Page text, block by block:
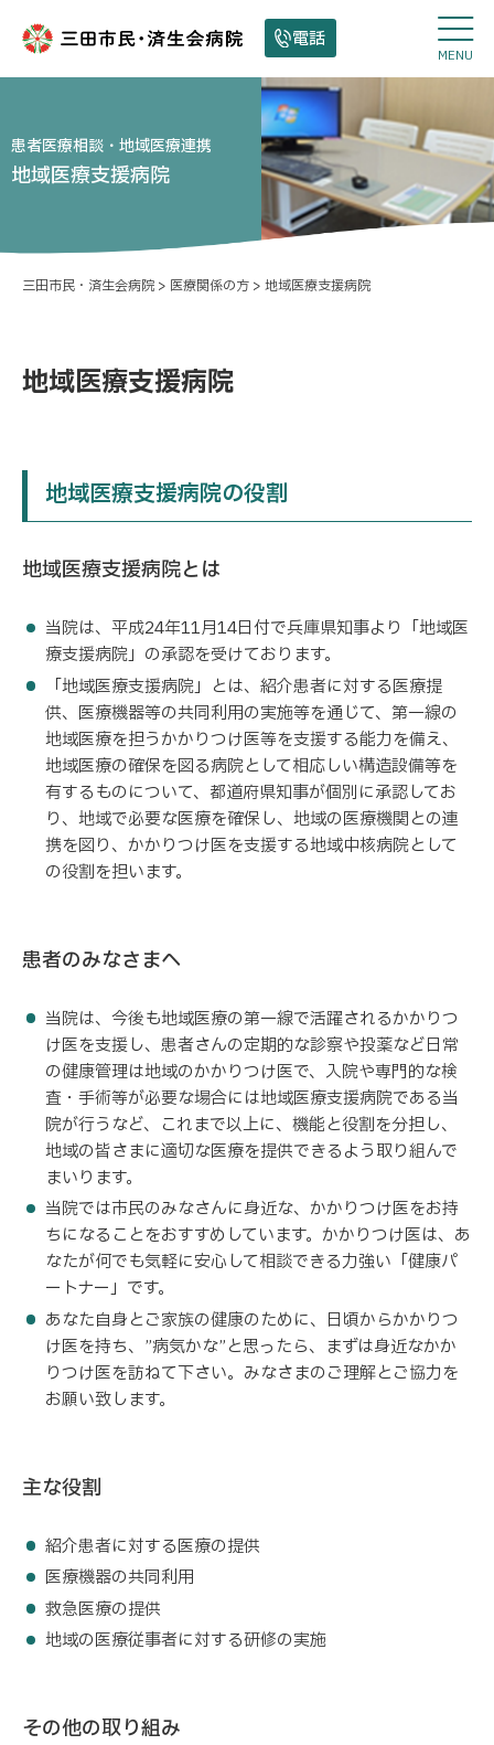
MENU
電話
患者医療相談・地域医療連携
地域医療支援病院
三田市民・済生会病院 > 医療関係の方 > 地域医療支援病院
地域医療支援病院
地域医療支援病院の役割
地域医療支援病院とは
当院は、平成24年11月14日付で兵庫県知事より「地域医
療支援病院」の承認を受けております。
「地域医療支援病院」とは、紹介患者に対する医療提
供、医療機器等の共同利用の実施等を通じて、第一線の
地域医療を担うかかりつけ医等を支援する能力を備え、
地域医療の確保を図る病院として相応しい構造設備等を
有するものについて、都道府県知事が個別に承認してお
り、地域で必要な医療を確保し、地域の医療機関との連
携を図り、かかりつけ医を支援する地域中核病院として
の役割を担います。
患者のみなさまへ
当院は、今後も地域医療の第一線で活躍されるかかりつ
け医を支援し、患者さんの定期的な診察や投薬など日常
の健康管理は地域のかかりつけ医で、入院や専門的な検
査・手術等が必要な場合には地域医療支援病院である当
院が行うなど、これまで以上に、機能と役割を分担し、
地域の皆さまに適切な医療を提供できるよう取り組んで
まいります。
当院では市民のみなさんに身近な、かかりつけ医をお持
ちになることをおすすめしています。かかりつけ医は、あ
なたが何でも気軽に安心して相談できる力強い「健康パ
ートナー」です。
あなた自身とご家族の健康のために、日頃からかかりつ
け医を持ち、”病気かな”と思ったら、まずは身近なかか
りつけ医を訪ねて下さい。みなさまのご理解とご協力を
お願い致します。
主な役割
紹介患者に対する医療の提供
医療機器の共同利用
救急医療の提供
地域の医療従事者に対する研修の実施
その他の取り組み